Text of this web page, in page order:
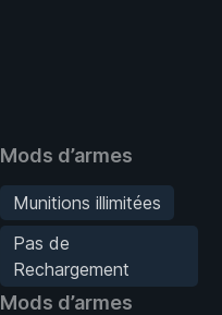
Mods d’armes
Munitions illimitées
Pas de
Rechargement
Mods d’armes